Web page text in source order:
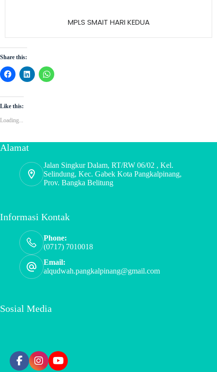
MPLS SMAIT HARI KEDUA
Share this:
Like this:
Loading...
Alamat
Jalan Singkur Dalam, RT/RW 06/02 , Kel.
Selindung, Kec. Gabek Kota Pangkalpinang,
Prov. Bangka Belitung
Informasi Kontak
Phone:
(0717) 7010018
Email:
alqudwah.pangkalpinang@gmail.com
Sosial Media